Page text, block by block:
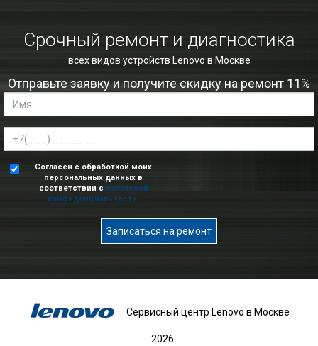
Срочный ремонт и диагностика
всех видов устройств Lenovo в Москве
Отправьте заявку и получите скидку на ремонт 11%
Согласен с обработкой моих
персональных данных в
соответствии с политикой
конфиденциальности.
Записаться на ремонт
Сервисный центр Lenovo в Москве
2026